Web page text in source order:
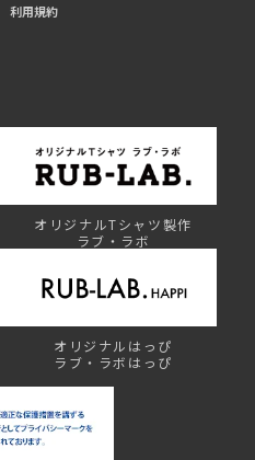
利用規約
オリジナルTシャツ製作
ラブ・ラボ
オリジナルはっぴ
ラブ・ラボはっぴ